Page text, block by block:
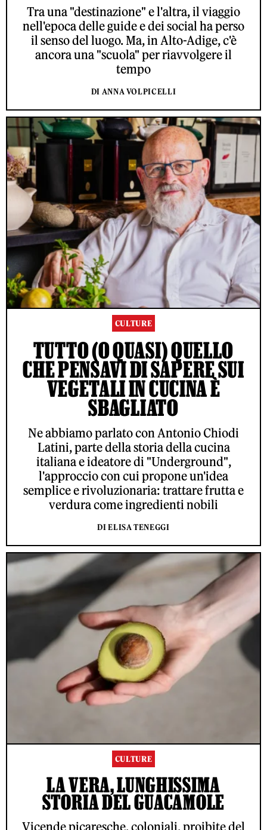
Tra una "destinazione" e l'altra, il viaggio
nell'epoca delle guide e dei social ha perso
il senso del luogo. Ma, in Alto-Adige, c'è
ancora una "scuola" per riavvolgere il
tempo
DI ANNA VOLPICELLI
CULTURE
TUTTO (O QUASI) QUELLO
CHE PENSAVI DI SAPERE SUI
VEGETALI IN CUCINA È
SBAGLIATO
Ne abbiamo parlato con Antonio Chiodi
Latini, parte della storia della cucina
italiana e ideatore di "Underground",
l'approccio con cui propone un'idea
semplice e rivoluzionaria: trattare frutta e
verdura come ingredienti nobili
DI ELISA TENEGGI
CULTURE
LA VERA, LUNGHISSIMA
STORIA DEL GUACAMOLE
Vicende picaresche, coloniali, proibite del